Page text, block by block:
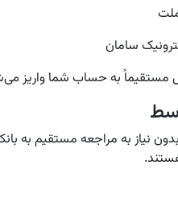
سامان
مستقیماً به حساب شما واریز
نیاز به مراجعه مستقیم به